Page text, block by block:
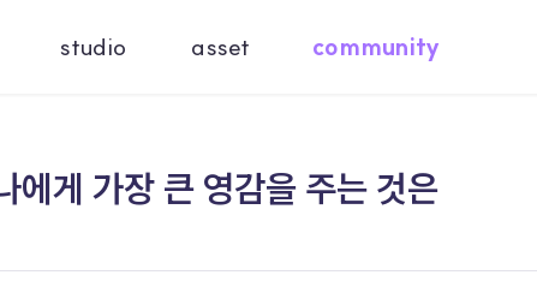
studio asset community
에게 가장 큰 영감을 주는 것은